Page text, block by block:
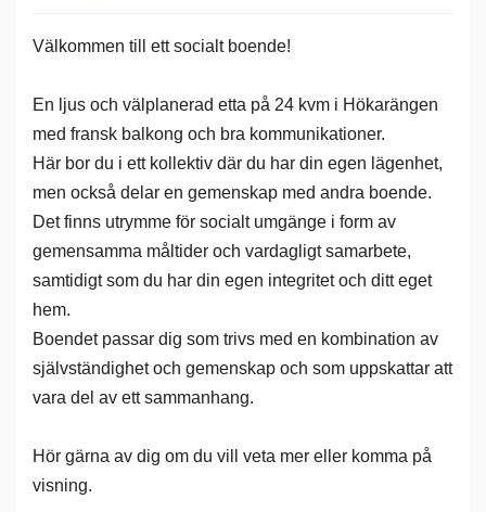
Välkommen till ett socialt boende!
En ljus och välplanerad etta på 24 kvm i Hökarängen
med fransk balkong och bra kommunikationer.
Här bor du i ett kollektiv där du har din egen lägenhet,
men också delar en gemenskap med andra boende.
Det finns utrymme för socialt umgänge i form av
gemensamma måltider och vardagligt samarbete,
samtidigt som du har din egen integritet och ditt eget
hem.
Boendet passar dig som trivs med en kombination av
självständighet och gemenskap och som uppskattar att
vara del av ett sammanhang.
Hör gärna av dig om du vill veta mer eller komma på
visning.